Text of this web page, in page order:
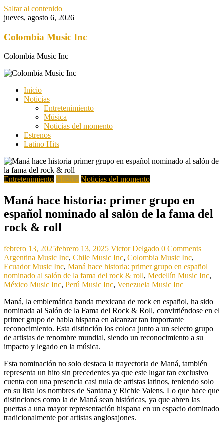
Saltar al contenido
jueves, agosto 6, 2026
Colombia Music Inc
Colombia Music Inc
Inicio
Noticias
Entretenimiento
Música
Noticias del momento
Estrenos
Latino Hits
Entretenimiento Música Noticias del momento
Maná hace historia: primer grupo en
español nominado al salón de la fama del
rock & roll
febrero 13, 2025febrero 13, 2025 Victor Delgado 0 Comments
Argentina Music Inc, Chile Music Inc, Colombia Music Inc,
Ecuador Music Inc, Maná hace historia: primer grupo en español
nominado al salón de la fama del rock & roll, Medellín Music Inc,
México Music Inc, Perú Music Inc, Venezuela Music Inc
Maná, la emblemática banda mexicana de rock en español, ha sido
nominada al Salón de la Fama del Rock & Roll, convirtiéndose en el
primer grupo de habla hispana en alcanzar tan importante
reconocimiento. Esta distinción los coloca junto a un selecto grupo
de artistas de renombre mundial, siendo un reconocimiento a su
impacto y legado en la música.
Esta nominación no solo destaca la trayectoria de Maná, también
representa un hito sin precedentes ya que este lugar tan exclusivo
cuenta con una presencia casi nula de artistas latinos, teniendo solo
en su lista los nombres de Santana y Richie Valens. Lo que hace que
distinciones como la de Maná sean históricas, ya que abren las
puertas a una mayor representación hispana en un espacio dominado
tradicionalmente por artistas anglosajones.